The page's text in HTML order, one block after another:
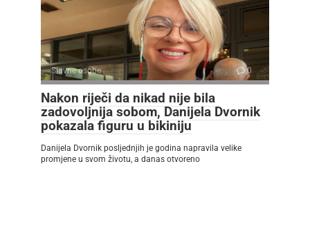
Slavne osobe 0
Nakon riječi da nikad nije bila
zadovoljnija sobom, Danijela Dvornik
pokazala figuru u bikiniju
Danijela Dvornik posljednjih je godina napravila velike
promjene u svom životu, a danas otvoreno